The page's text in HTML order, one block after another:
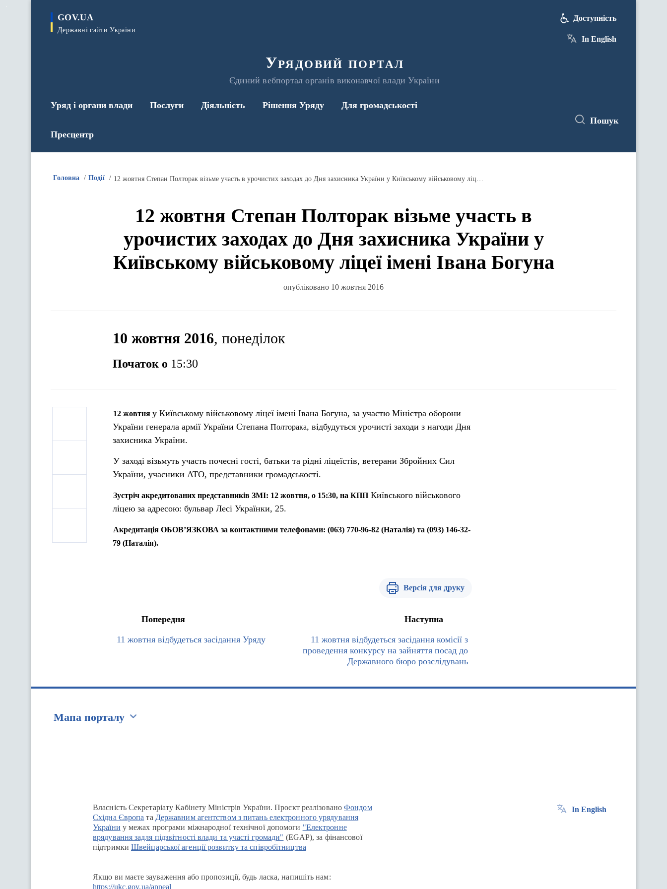
GOV.UA
Державні сайти України
Урядовий портал
Єдиний вебпортал органів виконавчої влади України
Доступність
In English
Уряд і органи влади Послуги Діяльність Рішення Уряду Для громадськості
Пресцентр
Пошук
Головна Події 12 жовтня Степан Полторак візьме участь в урочистих заходах до Дня захисника України у Київському військовому ліцеї імені Івана Богуна
12 жовтня Степан Полторак візьме участь в
урочистих заходах до Дня захисника України у
Київському військовому ліцеї імені Івана Богуна
опубліковано 10 жовтня 2016
10 жовтня 2016, понеділок
Початок о 15:30
12 жовтня у Київському військовому ліцеї імені Івана Богуна, за участю Міністра оборони
України генерала армії України Степана Полторака, відбудуться урочисті заходи з нагоди Дня
захисника України.
У заході візьмуть участь почесні гості, батьки та рідні ліцеїстів, ветерани Збройних Сил
України, учасники АТО, представники громадськості.
Зустріч акредитованих представників ЗМІ: 12 жовтня, о 15:30, на КПП Київського військового
ліцею за адресою: бульвар Лесі Українки, 25.
Акредитація ОБОВ’ЯЗКОВА за контактними телефонами: (063) 770-96-82 (Наталія) та (093) 146-32-
79 (Наталія).
Версія для друку
Попередня
11 жовтня відбудеться засідання Уряду
Наступна
11 жовтня відбудеться засідання комісії з
проведення конкурсу на зайняття посад до
Державного бюро розслідувань
Мапа порталу
Власність Секретаріату Кабінету Міністрів України. Проєкт реалізованоФондом
Східна Європа та Державним агентством з питань електронного урядування
України у межах програми міжнародної технічної допомоги "Електронне
врядування задля підзвітності влади та участі громади" (EGAP), за фінансової
підтримки Швейцарської агенції розвитку та співробітництва
Якщо ви маєте зауваження або пропозиції, будь ласка, напишіть нам:
https://ukc.gov.ua/appeal
In English